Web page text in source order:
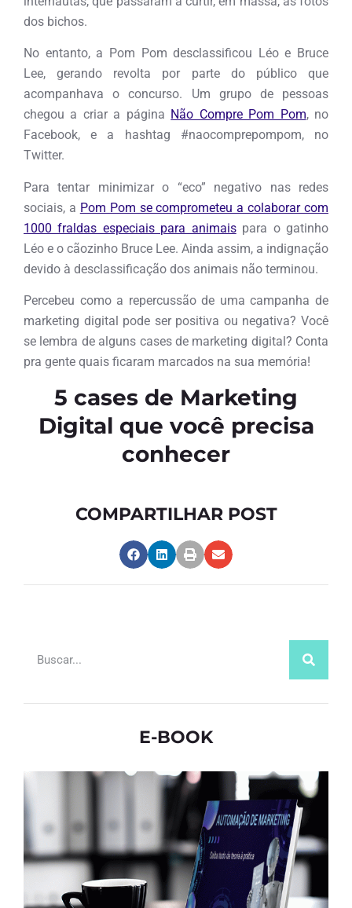
dos bichos.
No entanto, a Pom Pom desclassificou Léo e Bruce
Lee, gerando revolta por parte do público que
acompanhava o concurso. Um grupo de pessoas
chegou a criar a página Não Compre Pom Pom, no
Facebook, e a hashtag #naocomprepompom, no
Twitter.
Para tentar minimizar o “eco” negativo nas redes
sociais, a Pom Pom se comprometeu a colaborar com
1000 fraldas especiais para animaispara o gatinho
Léo e o cãozinho Bruce Lee. Ainda assim, a indignação
devido à desclassificação dos animais não terminou.
Percebeu como a repercussão de uma campanha de
marketing digital pode ser positiva ou negativa? Você
se lembra de alguns cases de marketing digital? Conta
pra gente quais ficaram marcados na sua memória!
5 cases de Marketing
Digital que você precisa
conhecer
COMPARTILHAR POST
E-BOOK